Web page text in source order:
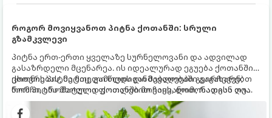
როგორ მოვიყვანოთ პიტნა ქოთანში: სრული
გზამკვლევი
პიტნა ერთ-ერთი ყველაზე სურნელოვანი და ადვილად
გასაზრდელი მცენარეა. ის იდეალურად ეგუება ქოთანში
ცხოვრებას, მეტიც, გამოცდილი მებაღეები გვირჩევენ,
რომ პიტნა მხოლოდ ქოთანში მოვიყვანოთ, რადგან ღია
გრუნტში (ბაღში) დარგვისას ის ფესვებით ძალიან
სწრაფად ვრცელდება და სხვა მცენარეებს ავიწროებს.
ქოთნის პიტნა მთელი წლის განმავლობაში გაგახარებთ
ნორჩი, არომატული ფოთლებით ჩაის, ლიმონათისა თუ
კერძებისთვის.